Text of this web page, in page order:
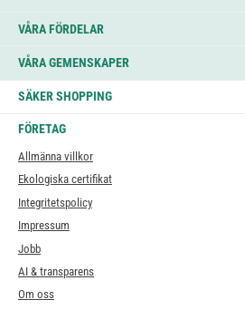
VÅRA FÖRDELAR
VÅRA GEMENSKAPER
SÄKER SHOPPING
FÖRETAG
Allmänna villkor
Ekologiska certifikat
Integritetspolicy
Impressum
Jobb
AI & transparens
Om oss